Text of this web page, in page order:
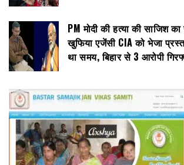
PM मोदी की हत्या की साजिश
खुफिया एजेंसी CIA को भेजा
था समय, बिहार से 3 आरोपी